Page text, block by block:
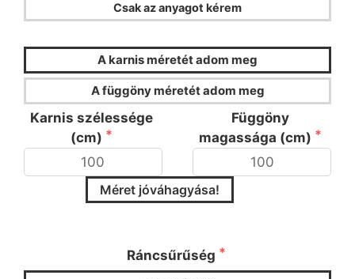
Csak az anyagot kérem
A karnis méretét adom meg
A függöny méretét adom meg
Karnis szélessége
(cm)
Függöny
magassága (cm)
Méret jóváhagyása!
Ráncsűrűség